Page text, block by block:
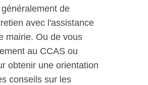
de
avec l'assistance
mairie. Ou de vous
au CCAS ou
obtenir une orientation
conseils sur les